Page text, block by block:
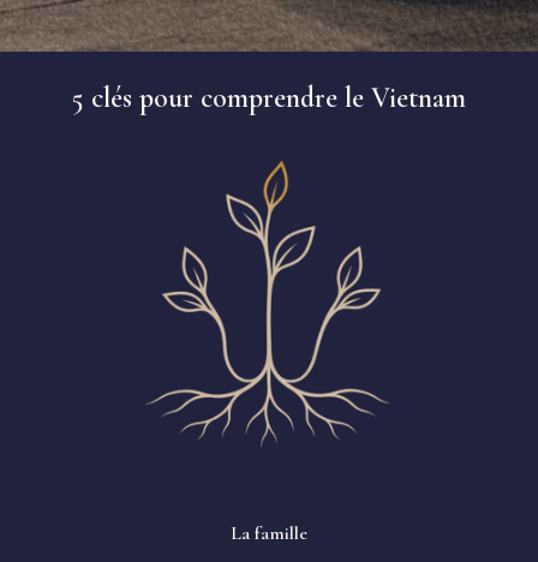
5 clés pour comprendre le Vietnam
La famille